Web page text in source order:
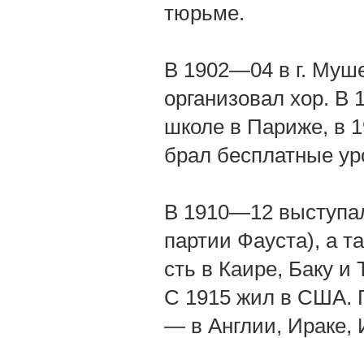
тюрьме.
В 1902—04 в г.
организовал хор. В
школе в Париже, в
брал бесплатные
В 1910—12
партии Фауста), а
сть в Каире, Баку
С 1915 жил в США.
— в Англии, Ираке,